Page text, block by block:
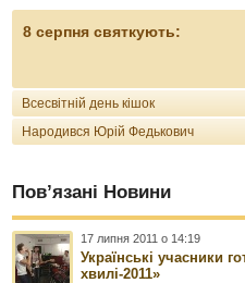
8 серпня святкують:
Всесвітній день кішок
Народився Юрій Федькович
Пов’язані Новини
17 липня 2011 о 14:19
Українські учасники
хвилі-2011»